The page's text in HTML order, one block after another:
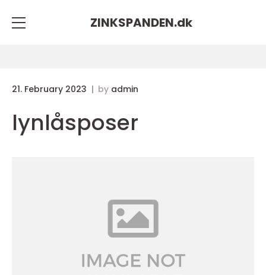
ZINKSPANDEN.dk
21. February 2023 by admin
lynlåsposer